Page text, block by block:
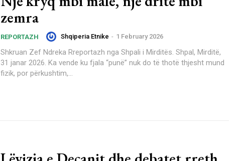
zemra
REPORTAZH Shqiperia Etnike - 1 February 2026
Shkruan Zef Ndreka Rreportazh nga Shpali i Mirditës. Shpal, Mirditë,
31 janar 2026. Ka vende ku fjala “punë” nuk do të thotë thjesht mund
fizik, por përkushtim,...